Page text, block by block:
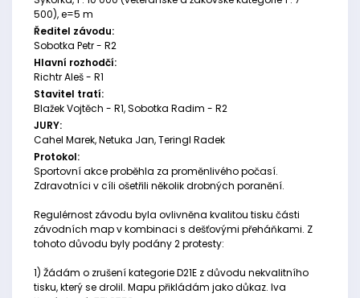
500), e=5 m
Ředitel závodu:
Sobotka Petr - R2
Hlavní rozhodčí:
Richtr Aleš - R1
Stavitel tratí:
Blažek Vojtěch - R1, Sobotka Radim - R2
JURY:
Cahel Marek, Netuka Jan, Teringl Radek
Protokol:
Sportovní akce proběhla za proměnlivého počasí.
Zdravotníci v cíli ošetřili několik drobných poranění.
Regulérnost závodu byla ovlivněna kvalitou tisku části
závodních map v kombinaci s dešťovými přeháňkami. Z
tohoto důvodu byly podány 2 protesty:
1) Žádám o zrušení kategorie D21E z důvodu nekvalitního
tisku, který se drolil. Mapu přikládám jako důkaz. Iva